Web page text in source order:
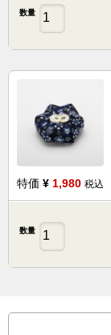
数量
特価 ¥ 1,980 税込
数量